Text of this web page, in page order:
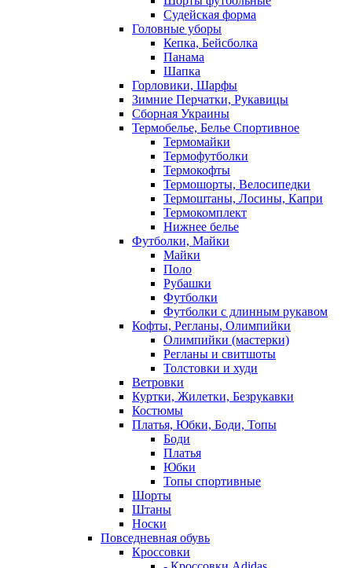
Судейская форма
Головные уборы
Кепка, Бейсболка
Панама
Шапка
Горловики, Шарфы
Зимние Перчатки, Рукавицы
Сборная Украины
Термобелье, Белье Спортивное
Термомайки
Термофутболки
Термокофты
Термошорты, Велосипедки
Термоштаны, Лосины, Капри
Термокомплект
Нижнее белье
Футболки, Майки
Майки
Поло
Рубашки
Футболки
Футболки с длинным рукавом
Кофты, Регланы, Олимпийки
Олимпийки (мастерки)
Регланы и свитшоты
Толстовки и худи
Ветровки
Куртки, Жилетки, Безрукавки
Костюмы
Платья, Юбки, Боди, Топы
Боди
Платья
Юбки
Топы спортивные
Шорты
Штаны
Носки
Повседневная обувь
Кроссовки